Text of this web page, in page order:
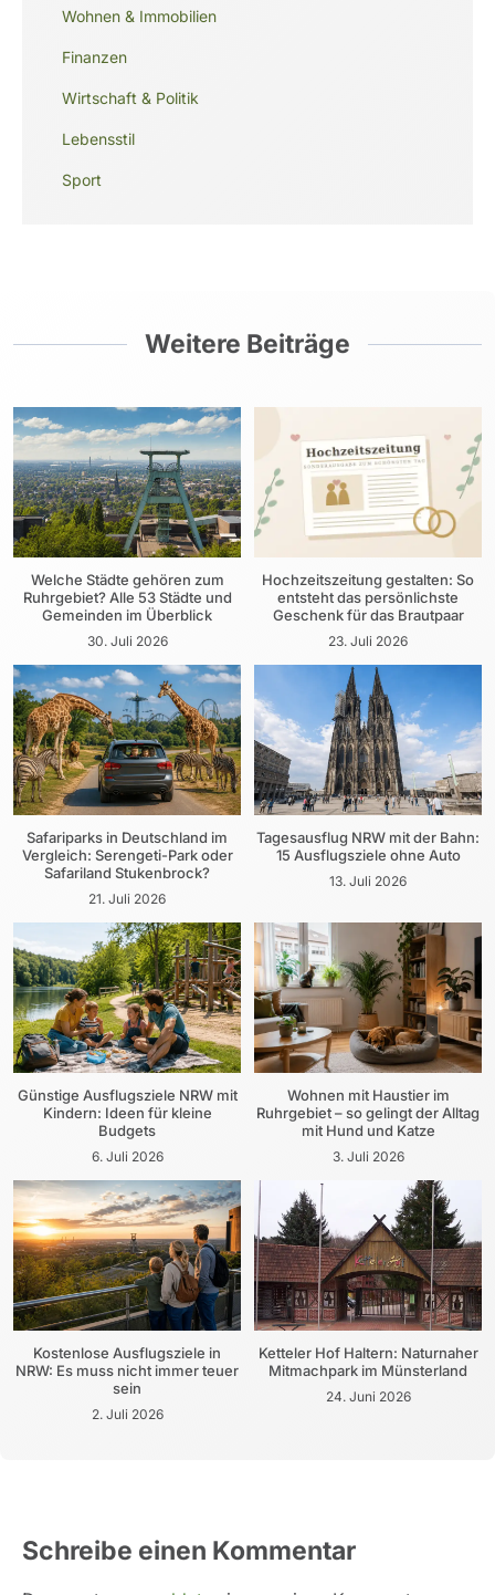
Wohnen & Immobilien
Finanzen
Wirtschaft & Politik
Lebensstil
Sport
Weitere Beiträge
Welche Städte gehören zum
Ruhrgebiet? Alle 53 Städte und
Gemeinden im Überblick
30. Juli 2026
Hochzeitszeitung gestalten: So
entsteht das persönlichste
Geschenk für das Brautpaar
23. Juli 2026
Safariparks in Deutschland im
Vergleich: Serengeti-Park oder
Safariland Stukenbrock?
21. Juli 2026
Tagesausflug NRW mit der Bahn:
15 Ausflugsziele ohne Auto
13. Juli 2026
Günstige Ausflugsziele NRW mit
Kindern: Ideen für kleine
Budgets
6. Juli 2026
Wohnen mit Haustier im
Ruhrgebiet – so gelingt der Alltag
mit Hund und Katze
3. Juli 2026
Kostenlose Ausflugsziele in
NRW: Es muss nicht immer teuer
sein
2. Juli 2026
Ketteler Hof Haltern: Naturnaher
Mitmachpark im Münsterland
24. Juni 2026
Schreibe einen Kommentar